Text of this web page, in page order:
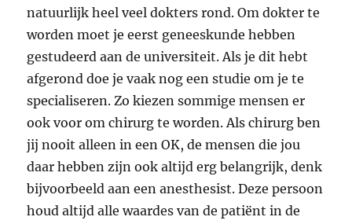
natuurlijk heel veel dokters rond. Om dokter te
worden moet je eerst geneeskunde hebben
gestudeerd aan de universiteit. Als je dit hebt
afgerond doe je vaak nog een studie om je te
specialiseren. Zo kiezen sommige mensen er
ook voor om chirurg te worden. Als chirurg ben
jij nooit alleen in een OK, de mensen die jou
daar hebben zijn ook altijd erg belangrijk, denk
bijvoorbeeld aan een anesthesist. Deze persoon
houd altijd alle waardes van de patiënt in de